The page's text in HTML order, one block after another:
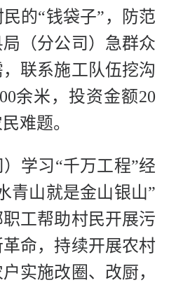
的“钱袋子”，防范
（分公司）急群众
联系施工队伍挖沟
余米，投资金额20
难题。
学习“千万工程”经
青山就是金山银山”
工帮助村民开展污
命，持续开展农村
实施改圈、改厨，